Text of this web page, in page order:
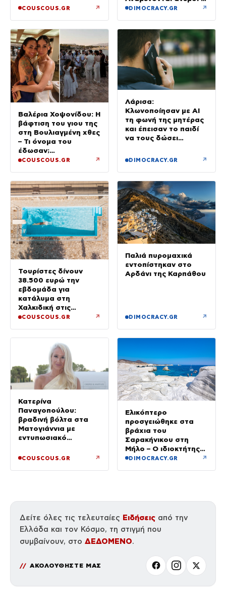
COUSCOUS.GR ↗
μποφόρ
DIMOCRACY.GR ↗
Βαλέρια Χοψονίδου: Η
βάφτιση του γιου της
στη Βουλιαγμένη χθες
– Τι όνομα του
έδωσαν;
(Φωτογραφίες)
COUSCOUS.GR ↗
Λάρισα:
Κλωνοποίησαν με AI
τη φωνή της μητέρας
και έπεισαν το παιδί
να τους δώσει
DIMOCRACY.GR ↗
Τουρίστες δίνουν
38.500 ευρώ την
εβδομάδα για
κατάλυμα στη
Χαλκιδική στις
διακοπές χλιδής στην
COUSCOUS.GR ↗
Παλιά πυρομαχικά
εντοπίστηκαν στο
Αρδάνι της Καρπάθου
DIMOCRACY.GR ↗
Κατερίνα
Παναγοπούλου:
βραδινή βόλτα στα
Ματογιάννια με
εντυπωσιακό
διακοπές
COUSCOUS.GR ↗
Ελικόπτερο
προσγειώθηκε στα
βράχια του
Σαρακήνικου στη
Μήλο – Ο ιδιοκτήτης
κατέβηκε για μπάνιο
DIMOCRACY.GR ↗
Δείτε όλες τις τελευταίες Ειδήσεις από την
Ελλάδα και τον Κόσμο, τη στιγμή που
συμβαίνουν, στο ΔΕΔΟΜΕΝΟ.
ΑΚΟΛΟΥΘΗΣΤΕ ΜΑΣ